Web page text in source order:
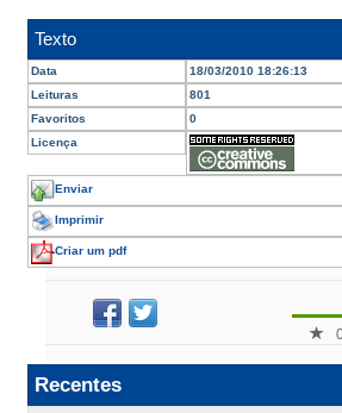
Texto
Data
18/03/2010 18:26:13
Leituras
801
Favoritos
0
Licença
Enviar
Imprimir
Criar um pdf
Recentes